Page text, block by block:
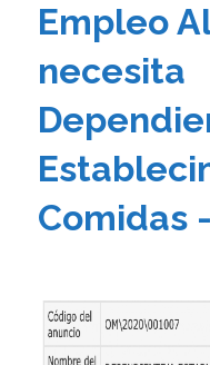
Empleo
necesita
Comidas